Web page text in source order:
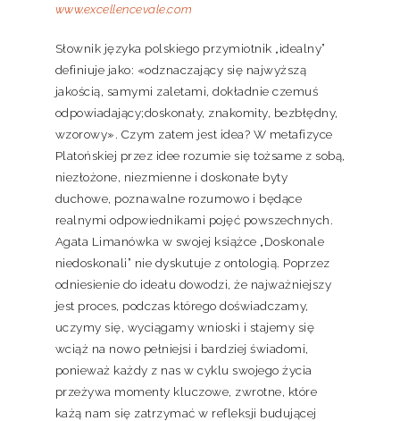
www.excellencevale.com
Słownik języka polskiego przymiotnik „idealny”
definiuje jako: «odznaczający się najwyższą
jakością, samymi zaletami, dokładnie czemuś
odpowiadający;doskonały, znakomity, bezbłędny,
wzorowy». Czym zatem jest idea? W metafizyce
Platońskiej przez idee rozumie się tożsame z sobą,
niezłożone, niezmienne i doskonałe byty
duchowe, poznawalne rozumowo i będące
realnymi odpowiednikami pojęć powszechnych.
Agata Limanówka w swojej książce „Doskonale
niedoskonali” nie dyskutuje z ontologią. Poprzez
odniesienie do ideału dowodzi, że najważniejszy
jest proces, podczas którego doświadczamy,
uczymy się, wyciągamy wnioski i stajemy się
wciąż na nowo pełniejsi i bardziej świadomi,
ponieważ każdy z nas w cyklu swojego życia
przeżywa momenty kluczowe, zwrotne, które
każą nam się zatrzymać w refleksji budującej